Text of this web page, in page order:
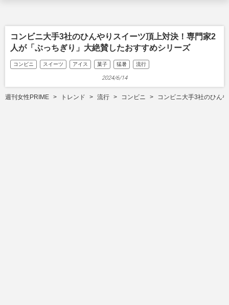
コンビニ大手3社のひんやりスイーツ頂上対決！専門家2
人が「ぶっちぎり」大絶賛したおすすめシリーズ
コンビニ スイーツ アイス 菓子 猛暑 流行
2024/6/14
週刊女性PRIME トレンド 流行 コンビニ コンビニ大手3社のひん